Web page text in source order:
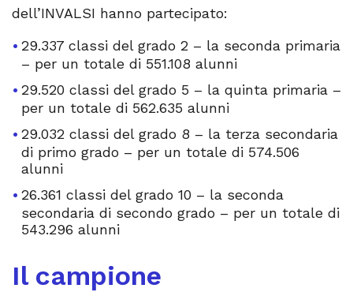
dell’INVALSI hanno partecipato:
29.337 classi del grado 2 – la seconda primaria
– per un totale di 551.108 alunni
29.520 classi del grado 5 – la quinta primaria –
per un totale di 562.635 alunni
29.032 classi del grado 8 – la terza secondaria
di primo grado – per un totale di 574.506
alunni
26.361 classi del grado 10 – la seconda
secondaria di secondo grado – per un totale di
543.296 alunni
Il campione